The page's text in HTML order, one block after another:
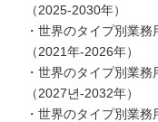
（2025-2030年）
・世界のタイプ別業
（2021年-2026年）
・世界のタイプ別業
（2027년-2032年）
・世界のタイプ別業